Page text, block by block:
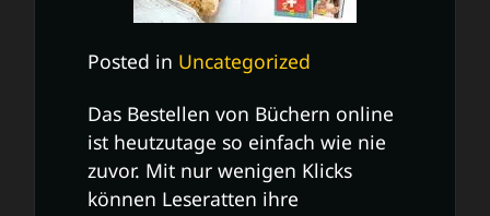
Posted in Uncategorized
Das Bestellen von Büchern online
ist heutzutage so einfach wie nie
zuvor. Mit nur wenigen Klicks
können Leseratten ihre